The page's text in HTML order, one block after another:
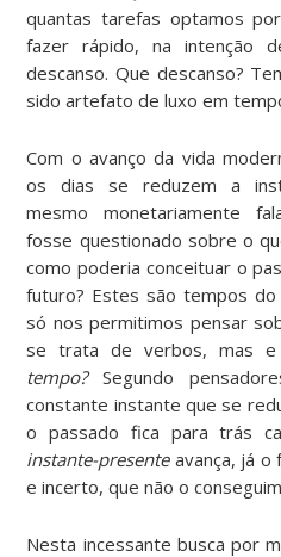
quantas tarefas optamos
fazer rápido, na intenção
descanso. Que descanso?
sido artefato de luxo em
Com o avanço da vida
os dias se reduzem a
mesmo monetariamente
fosse questionado sobre o
como poderia conceituar o
futuro? Estes são tempos
só nos permitimos pensar
se trata de verbos, mas e
tempo?Segundo
constante instante que se
o passado fica para trás
instante-presenteavança, já o
e incerto, que não o
Nesta incessante busca por